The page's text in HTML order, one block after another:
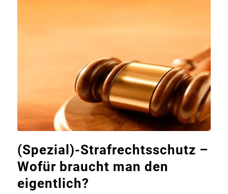
(Spezial)-Strafrechtsschutz –
Wofür braucht man den
eigentlich?